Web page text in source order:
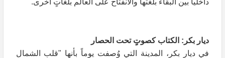
ديار بكر: الكتاب كصوتٍ تحت الحصار
في ديار بكر، المدينة التي وُصفت يوماً بأنها "قلب الشمال